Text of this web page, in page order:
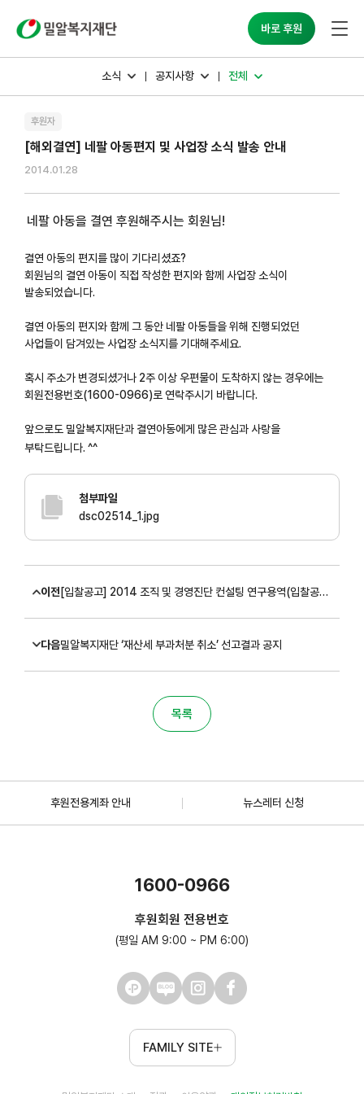
바로 후원
소식 공지사항 전체
후원자
[해외결연] 네팔 아동편지 및 사업장 소식 발송 안내
2014.01.28
네팔 아동을 결연 후원해주시는 회원님!
결연 아동의 편지를 많이 기다리셨죠?
회원님의 결연 아동이 직접 작성한 편지와 함께 사업장 소식이
발송되었습니다.
결연 아동의 편지와 함께 그 동안 네팔 아동들을 위해 진행되었던
사업들이 담겨있는 사업장 소식지를 기대해주세요.
혹시 주소가 변경되셨거나 2주 이상 우편물이 도착하지 않는 경우에는
회원전용번호(1600-0966)로 연락주시기 바랍니다.
앞으로도 밀알복지재단과 결연아동에게 많은 관심과 사랑을
부탁드립니다. ^^
첨부파일
dsc02514_1.jpg
이전 [입찰공고] 2014 조직 및 경영진단 컨설팅 연구용역(입찰공고 제2014-1호)
다음밀알복지재단 ‘재산세 부과처분 취소’ 선고결과 공지
목록
후원전용계좌 안내 뉴스레터 신청
1600-0966
후원회원 전용번호
(평일 AM 9:00 ~ PM 6:00)
FAMILY SITE